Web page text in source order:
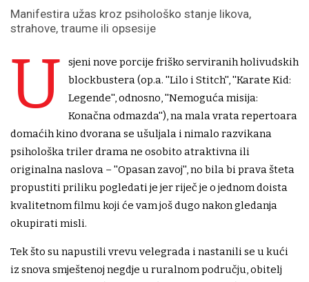
Manifestira užas kroz psihološko stanje likova,
strahove, traume ili opsesije
U
sjeni nove porcije friško serviranih holivudskih
blockbustera (op.a. ''Lilo i Stitch'', ''Karate Kid:
Legende'', odnosno, ''Nemoguća misija:
Konačna odmazda''), na mala vrata repertoara
domaćih kino dvorana se ušuljala i nimalo razvikana
psihološka triler drama ne osobito atraktivna ili
originalna naslova – ''Opasan zavoj'', no bila bi prava šteta
propustiti priliku pogledati je jer riječ je o jednom doista
kvalitetnom filmu koji će vam još dugo nakon gledanja
okupirati misli.
Tek što su napustili vrevu velegrada i nastanili se u kući
iz snova smještenoj negdje u ruralnom području, obitelj